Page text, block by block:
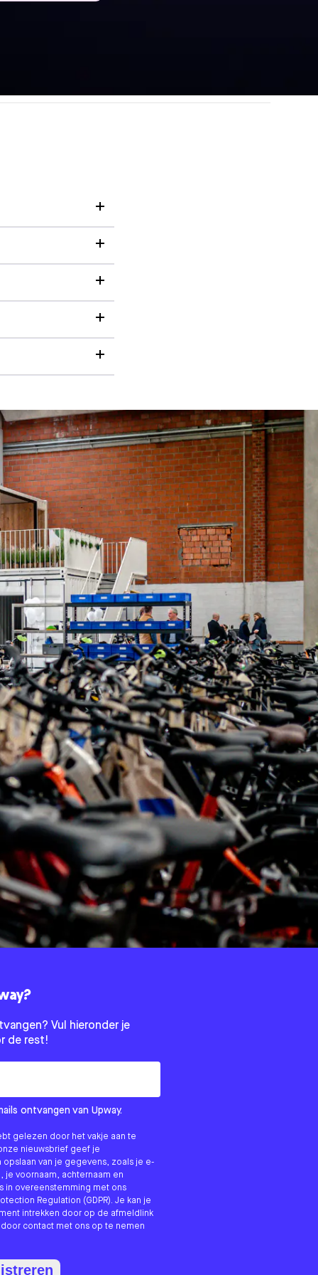
Vul hieronder je
de rest!
ontvangen van Upway.
gelezen door het vakje aan te
nieuwsbrief geef je
van je gegevens, zoals je e-
je voornaam, achternaam en
in overeenstemming met ons
Regulation (GDPR). Je kan je
intrekken door op de afmeldlink
contact met ons op te nemen